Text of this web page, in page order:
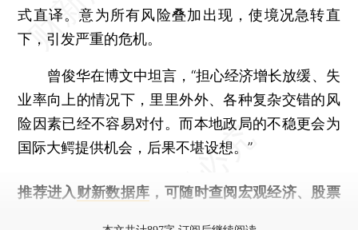
式直译。意为所有风险叠加出现，使境况急转直
下，引发严重的危机。
曾俊华在博文中坦言，“担心经济增长放缓、失
业率向上的情况下，里里外外、各种复杂交错的风
险因素已经不容易对付。而本地政局的不稳更会为
国际大鳄提供机会，后果不堪设想。”
推荐进入 财新数据库 ，可随时查阅宏观经济、股票